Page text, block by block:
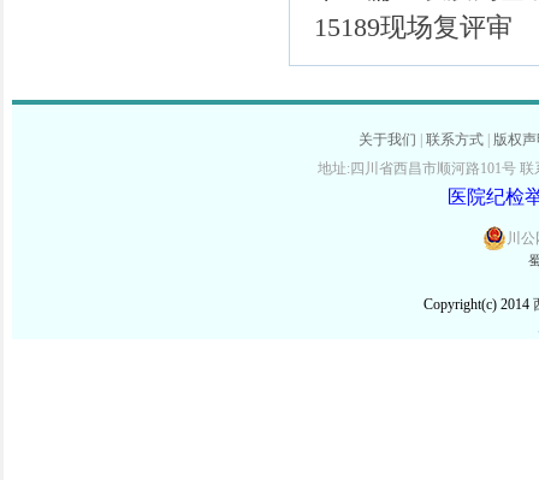
15189现场复评审
关于我们 联系方式
版权
地址:四川省西昌市顺河路101号 联
医院纪检
川公
Copyright(c) 2014